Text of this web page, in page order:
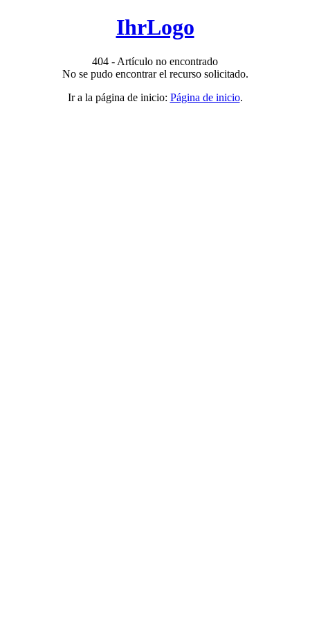
IhrLogo
404 - Artículo no encontrado
No se pudo encontrar el recurso solicitado.
Ir a la página de inicio: Página de inicio.